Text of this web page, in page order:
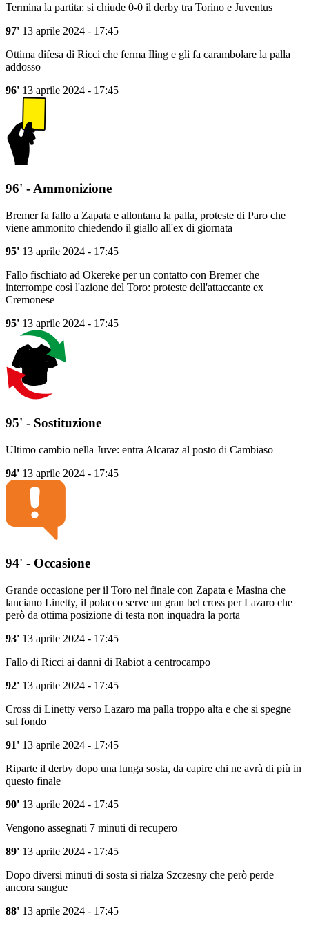
Termina la partita: si chiude 0-0 il derby tra Torino e Juventus
97' 13 aprile 2024 - 17:45
Ottima difesa di Ricci che ferma Iling e gli fa carambolare la palla
addosso
96' 13 aprile 2024 - 17:45
96' - Ammonizione
Bremer fa fallo a Zapata e allontana la palla, proteste di Paro che
viene ammonito chiedendo il giallo all'ex di giornata
95' 13 aprile 2024 - 17:45
Fallo fischiato ad Okereke per un contatto con Bremer che
interrompe così l'azione del Toro: proteste dell'attaccante ex
Cremonese
95' 13 aprile 2024 - 17:45
95' - Sostituzione
Ultimo cambio nella Juve: entra Alcaraz al posto di Cambiaso
94' 13 aprile 2024 - 17:45
94' - Occasione
Grande occasione per il Toro nel finale con Zapata e Masina che
lanciano Linetty, il polacco serve un gran bel cross per Lazaro che
però da ottima posizione di testa non inquadra la porta
93' 13 aprile 2024 - 17:45
Fallo di Ricci ai danni di Rabiot a centrocampo
92' 13 aprile 2024 - 17:45
Cross di Linetty verso Lazaro ma palla troppo alta e che si spegne
sul fondo
91' 13 aprile 2024 - 17:45
Riparte il derby dopo una lunga sosta, da capire chi ne avrà di più in
questo finale
90' 13 aprile 2024 - 17:45
Vengono assegnati 7 minuti di recupero
89' 13 aprile 2024 - 17:45
Dopo diversi minuti di sosta si rialza Szczesny che però perde
ancora sangue
88' 13 aprile 2024 - 17:45